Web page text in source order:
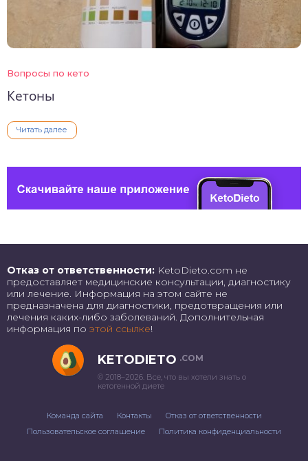
Вопросы по кето
Кетоны
Читать далее
Отказ от ответственности: KetoDieto.com не
предоставляет медицинские консультации, диагностику
или лечение. Информация на этом сайте не
предназначена для диагностики, предотвращения или
лечения каких-либо заболеваний. Дополнительная
информация по этой ссылке!
KETODIETO .COM
© 2018–2026. Все, что вы хотели знать о
кетогенной диете
Команда сайта Контакты
Отказ от ответственности
Пользовательское соглашение
Политика конфиденциальности